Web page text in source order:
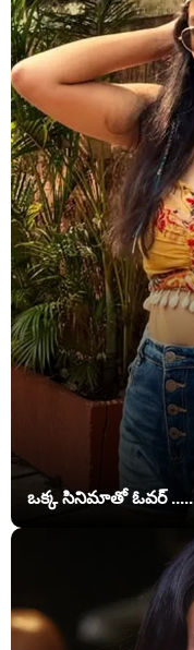
ఒక్క సినిమాతో ఓవర్ .....